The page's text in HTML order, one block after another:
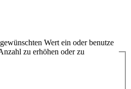
Wert ein oder benutze
zu erhöhen oder zu